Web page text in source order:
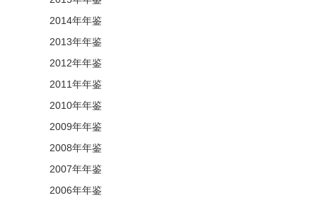
2014年年鉴
2013年年鉴
2012年年鉴
2011年年鉴
2010年年鉴
2009年年鉴
2008年年鉴
2007年年鉴
2006年年鉴